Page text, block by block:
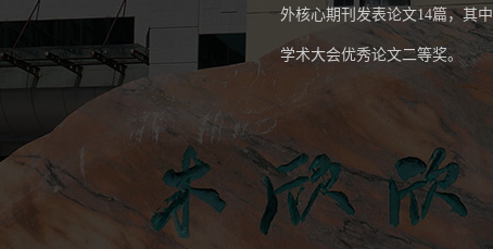
外核心期刊发表论文14篇，其中
学术大会优秀论文二等奖。